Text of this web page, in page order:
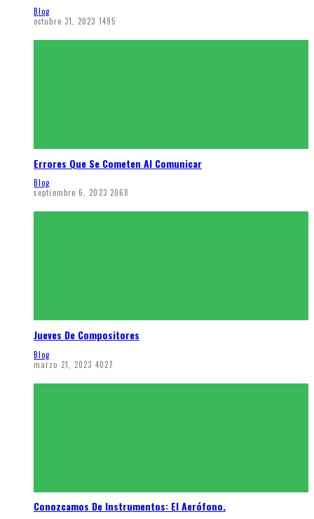
Blog
octubre 31, 2023 1495
Errores Que Se Cometen Al Comunicar
Blog
septiembre 6, 2023 2068
Jueves De Compositores
Blog
marzo 21, 2023 4027
Conozcamos De Instrumentos: El Aerófono.